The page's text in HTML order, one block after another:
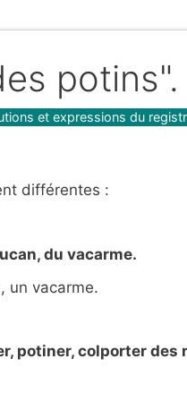
potins".
et expressions du
différentes :
du vacarme.
un vacarme.
potiner, colporter des